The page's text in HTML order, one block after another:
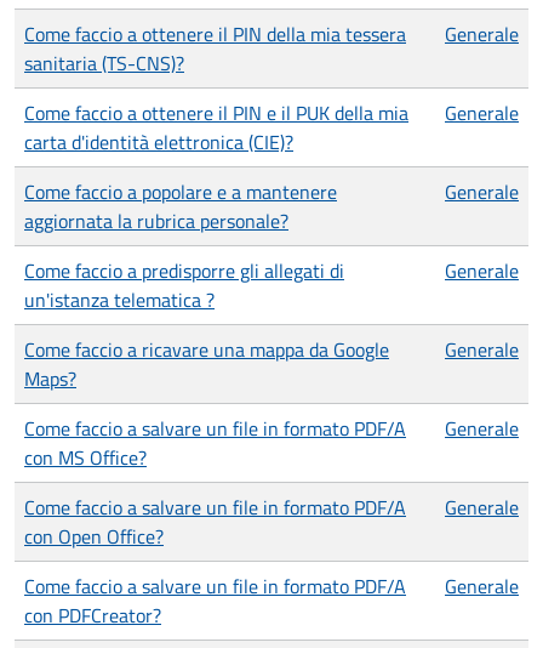
Come faccio a ottenere il PIN della mia tessera
sanitaria (TS-CNS)?
Generale
Come faccio a ottenere il PIN e il PUK della mia
carta d'identità elettronica (CIE)?
Generale
Come faccio a popolare e a mantenere
aggiornata la rubrica personale?
Generale
Come faccio a predisporre gli allegati di
un'istanza telematica ?
Generale
Come faccio a ricavare una mappa da Google
Maps?
Generale
Come faccio a salvare un file in formato PDF/A
con MS Office?
Generale
Come faccio a salvare un file in formato PDF/A
con Open Office?
Generale
Come faccio a salvare un file in formato PDF/A
con PDFCreator?
Generale